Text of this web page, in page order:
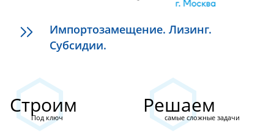
Импортозамещение. Лизинг.
Субсидии.
Строим
Под ключ
Решаем
самые сложные задачи